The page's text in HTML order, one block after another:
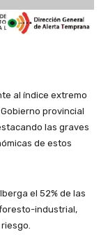
al índice extremo
provincial
las graves
de estos
el 52% de las
industrial,